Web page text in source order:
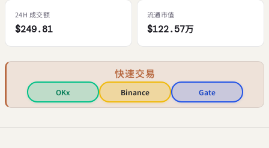
24H 成交额
$249.81
流通市值
$122.57万
快速交易
OKx Binance Gate